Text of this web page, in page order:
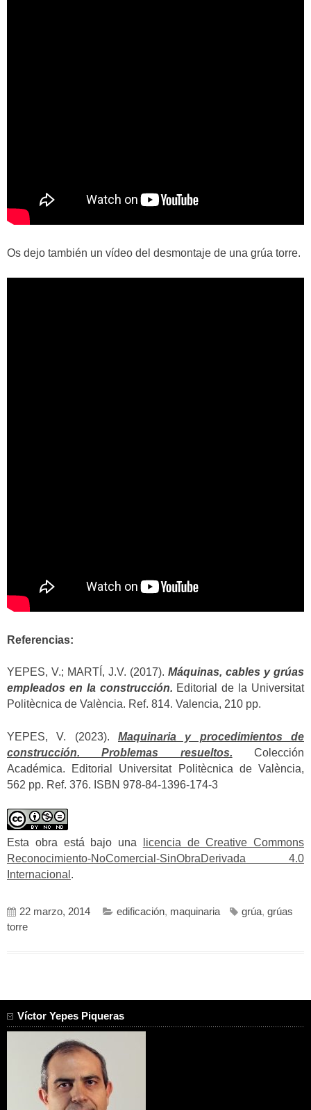
Os dejo también un vídeo del desmontaje de una grúa torre.
Referencias:
YEPES, V.; MARTÍ, J.V. (2017). Máquinas, cables y grúas
empleados en la construcción. Editorial de la Universitat
Politècnica de València. Ref. 814. Valencia, 210 pp.
YEPES, V. (2023). Maquinaria y procedimientos de
construcción. Problemas resueltos. Colección
Académica. Editorial Universitat Politècnica de València,
562 pp. Ref. 376. ISBN 978-84-1396-174-3
Esta obra está bajo una
licencia de Creative Commons
Reconocimiento-NoComercial-SinObraDerivada 4.0
Internacional .
22 marzo, 2014 edificación, maquinaria grúa, grúas
torre
Víctor Yepes Piqueras